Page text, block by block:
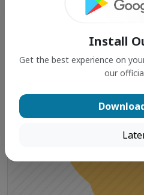
Install
Get the best experience on
our